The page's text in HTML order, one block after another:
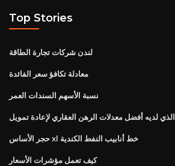
Top Stories
لندن شركات تجارة الطاقة
معادلة تكافؤ سعر الفائدة
نسبة الأسهم السندات العمر
الذي لديه أفضل معدلات الرهن العقاري لإعادة تمويل
حجر الأساس xl خط أنابيب النفط الكندية
كيف تعمل مؤشرات الأسعار